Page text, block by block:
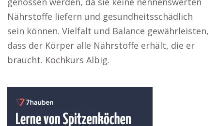
Nährstoffe liefern und gesundheitsschädlich
sein können. Vielfalt und Balance gewährleisten,
dass der Körper alle Nährstoffe erhält, die er
braucht. Kochkurs Albig.